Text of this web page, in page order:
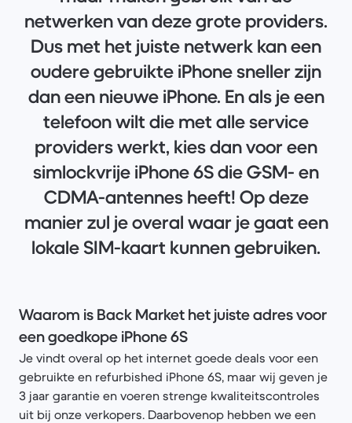
netwerken van deze grote providers.
Dus met het juiste netwerk kan een
oudere gebruikte iPhone sneller zijn
dan een nieuwe iPhone. En als je een
telefoon wilt die met alle service
providers werkt, kies dan voor een
simlockvrije iPhone 6S die GSM- en
CDMA-antennes heeft! Op deze
manier zul je overal waar je gaat een
lokale SIM-kaart kunnen gebruiken.
Waarom is Back Market het juiste adres voor
een goedkope iPhone 6S
Je vindt overal op het internet goede deals voor een
gebruikte en refurbished iPhone 6S, maar wij geven je
3 jaar garantie en voeren strenge kwaliteitscontroles
uit bij onze verkopers. Daarbovenop hebben we een